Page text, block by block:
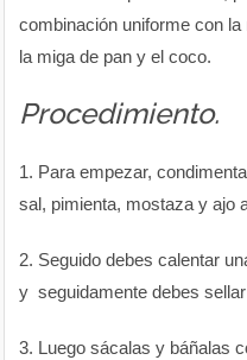
combinación uniforme con la
la miga de pan y el coco.
Procedimiento.
1. Para empezar,
sal, pimienta, mostaza y ajo
2. Seguido debes calentar
y seguidamente debes
3. Luego sácalas y báñalas